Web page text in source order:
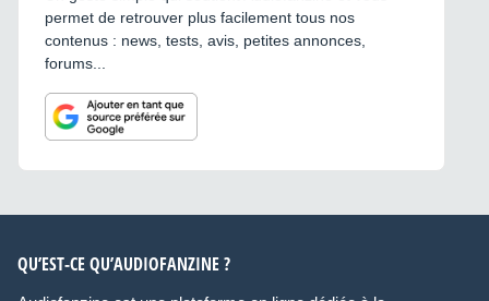
permet de retrouver plus facilement tous nos
contenus : news, tests, avis, petites annonces,
forums...
QU’EST-CE QU’AUDIOFANZINE ?